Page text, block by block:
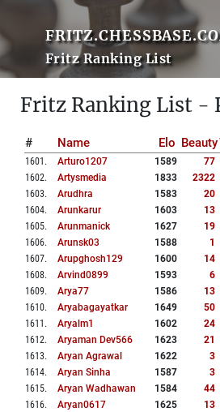
Fritz Ranking List
Fritz Ranking List -
# Name Elo Beauty
1601 . Arturo1207 1589 77
1602. Artysmedia 1833 2322
1603. Arudhra 1583 20
1604. Arunkarur 1603 13
1605. Arunmanick 1627 19
1606. Arunsk03 1588 1
1607. Arupghosh129 1600 14
1608. Arvind0899 1593 6
1609. Arya77 1586 13
1610. Aryabagayatkar 1649 50
1611 . Aryalm1 1602 24
1612. Aryaman Dev566 1623 21
1613. Aryan Agrawal 1622 3
1614. Aryan Sinha 1587 3
1615. Aryan Wadhawan 1584 44
1616. Aryan0617 1625 13